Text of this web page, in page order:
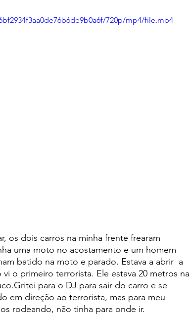
720p/mp4/file.mp4
os dois carros na minha frente frearam
uma moto no acostamento e um homem
batido na moto e parado. Estava a abrir  a
o primeiro terrorista. Ele estava 20 metros na
para o DJ para sair do carro e se
em direção ao terrorista, mas para meu
rodeando, não tinha para onde ir.